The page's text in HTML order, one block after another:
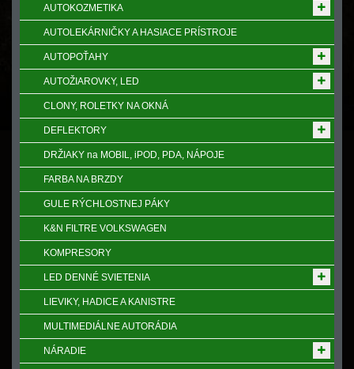
AUTOKOZMETIKA
AUTOLEKÁRNIČKY A HASIACE PRÍSTROJE
AUTOPOŤAHY
AUTOŽIAROVKY, LED
CLONY, ROLETKY NA OKNÁ
DEFLEKTORY
DRŽIAKY na MOBIL, iPOD, PDA, NÁPOJE
FARBA NA BRZDY
GULE RÝCHLOSTNEJ PÁKY
K&N FILTRE VOLKSWAGEN
KOMPRESORY
LED DENNÉ SVIETENIA
LIEVIKY, HADICE A KANISTRE
MULTIMEDIÁLNE AUTORÁDIA
NÁRADIE